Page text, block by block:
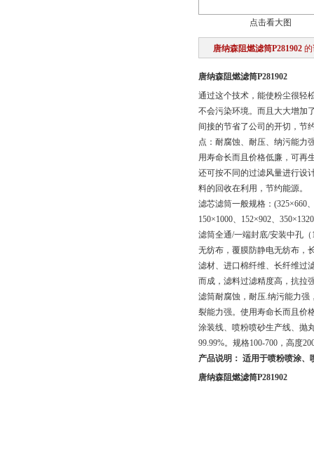
点击看大图
唐纳森阻燃滤筒P281902
唐纳森阻燃滤筒P281902
通过这个技术，能使粉尘很轻
不会污染环境。而且大大增加
间接的节省了公司的开切，节
点：耐腐蚀、耐压、纳污能力
用寿命长而且价格低廉，可再
还可按不同的过滤风量进行设
料的回收在利用，节约能源。
滤芯滤筒一般规格：(325×660
150×1000、152×902、
滤筒全通/一端封底/安装中孔
无纺布，覆膜防静电无纺布，
滤材、进口棉纤维、长纤维过
而成，滤料过滤精度高，抗拉
滤筒耐腐蚀，耐压.纳污能力
裂能力强。使用寿命长而且价
涂装线、喷粉喷砂生产线、抛
99.99%。规格100-700，高度
产品说明： 适用于喷粉喷涂
唐纳森阻燃滤筒P281902